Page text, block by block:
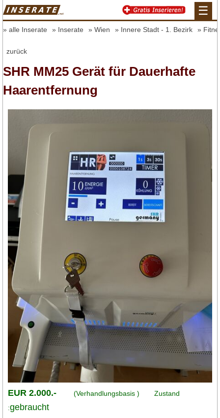
☰
alle Inserate Inserate Wien Innere Stadt - 1. Bezirk
zurück
SHR MM25 Gerät für Dauerhafte
Haarentfernung
EUR 2.000.- (Verhandlungsbasis )
Zustand
:gebraucht